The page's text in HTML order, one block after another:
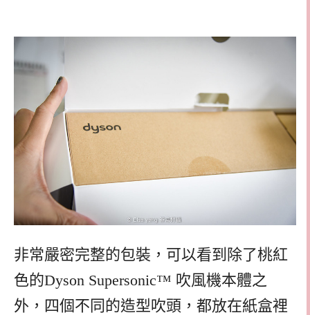
非常嚴密完整的包裝，可以看到除了桃紅
色的Dyson Supersonic™ 吹風機本體之
外，四個不同的造型吹頭，都放在紙盒裡